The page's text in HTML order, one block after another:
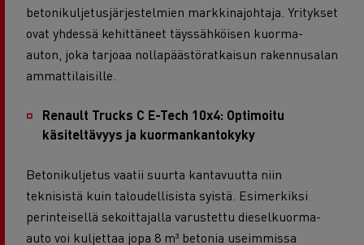
betonikuljetusjärjestelmien markkinajohtaja. Yritykset
ovat yhdessä kehittäneet täyssähköisen kuorma-
auton, joka tarjoaa nollapäästöratkaisun rakennusalan
ammattilaisille.
Renault Trucks C E-Tech 10x4: Optimoitu
käsiteltävyys ja kuormankantokyky
Betonikuljetus vaatii suurta kantavuutta niin
teknisistä kuin taloudellisista syistä. Esimerkiksi
perinteisellä sekoittajalla varustettu dieselkuorma-
auto voi kuljettaa jopa 8 m³ betonia useimmissa